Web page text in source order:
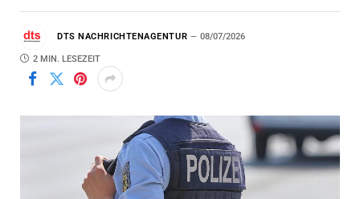
DTS NACHRICHTENAGENTUR 08/07/2026
2 MIN. LESEZEIT